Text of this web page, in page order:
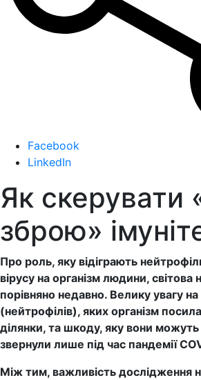
Facebook
LinkedIn
Як скерувати
зброю»
Про роль, яку відіграють
вірусу на організм людини, світова
порівняно недавно. Велику увагу на
(нейтрофілів), яких організм
ділянки, та шкоду, яку вони можуть
звернули лише під час пандемії
Між тим, важливість дослідження